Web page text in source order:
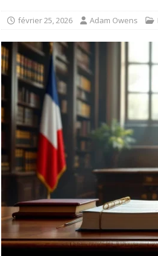
février 25, 2026 Adam Owens